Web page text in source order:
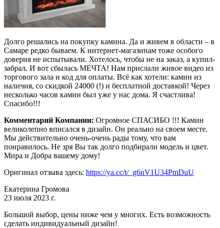
Долго решались на покупку камина. Да и живем в области – в
Самаре редко бываем. К интернет-магазинам тоже особого
доверия не испытывали. Хотелось, чтобы не на заказ, а купил-
забрал. И вот сбылась МЕЧТА! Нам прислали живое видео из
торгового зала и код для оплаты. Всё как хотели: камин из
наличия, со скидкой 24000 (!) и бесплатной доставкой! Через
несколько часов камин был уже у нас дома. Я счастлива!
Спасибо!!!
Комментарий Компании: Огромное СПАСИБО !!! Камин
великолепно вписался в дизайн. Он реально на своем месте.
Мы действительно очень-очень рады тому, что вам
понравилось. Не зря Вы так долго подбирали модель и цвет.
Мира и Добра вашему дому!
Оригинал отзыва здесь: https://ya.cc/t/_g6nV1U34PmDuU
Екатерина Громова
23 июля 2023 г.
Большой выбор, цены ниже чем у многих. Есть возможность
сделать индивидуальный дизайн!